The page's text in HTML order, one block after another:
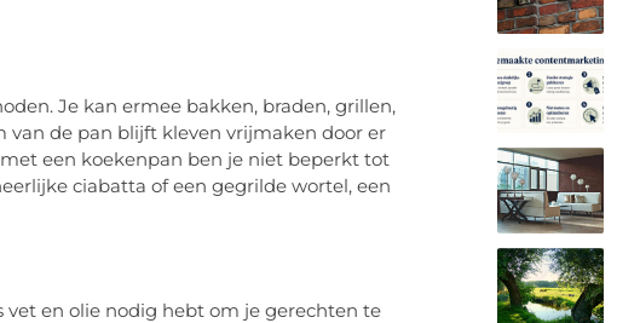
Je kan ermee bakken, braden, grillen,
van de pan blijft kleven vrijmaken door er
een koekenpan ben je niet beperkt tot
ciabatta of een gegrilde wortel, een
vet en olie nodig hebt om je gerechten te